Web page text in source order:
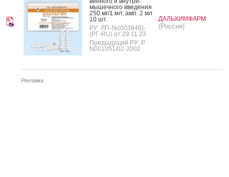
мышеч­но­го вве­дения
250 мг/1 мл: амп. 2 мл
10 шт.
РУ: ЛП-№(003848)-
(РГ-RU) от 29.11.23
Предыдущий РУ: Р
N001051/02-2002
ДАЛЬХИМФАРМ
(Россия)
Реклама